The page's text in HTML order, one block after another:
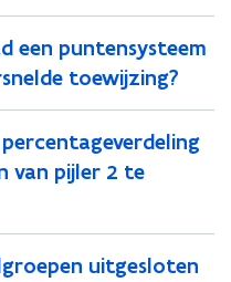
een puntensysteem
toewijzing?
van pijler 2 te
uitgesloten